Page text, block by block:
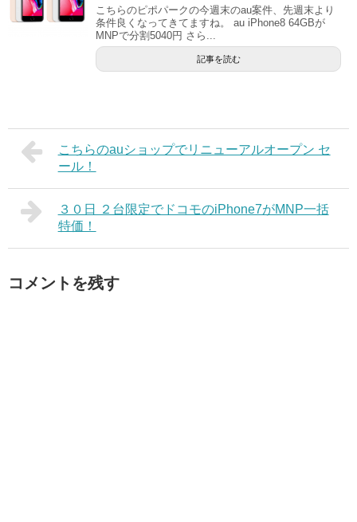
こちらのピポパークの今週末のau案件、先週末より
条件良くなってきてますね。 au iPhone8 64GBが
MNPで分割5040円 さら...
記事を読む
こちらのauショップでリニューアルオープン セ
ール！
３０日 ２台限定でドコモのiPhone7がMNP一括
特価！
コメントを残す